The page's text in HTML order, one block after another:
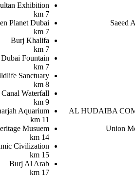
Saeed
AL HUDAIBA
Union
Exhibition
7 km
Planet Dubai
7 km
Burj Khalifa
7 km
Fountain
7 km
Sanctuary
8 km
Waterfall
9 km
Aquarium
11 km
Musuem
14 km
Civilization
15 km
Burj Al Arab
17 km